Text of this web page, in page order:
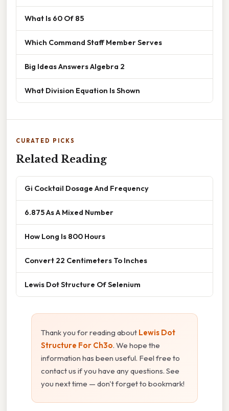
What Is 60 Of 85
Which Command Staff Member Serves
Big Ideas Answers Algebra 2
What Division Equation Is Shown
CURATED PICKS
Related Reading
Gi Cocktail Dosage And Frequency
6.875 As A Mixed Number
How Long Is 800 Hours
Convert 22 Centimeters To Inches
Lewis Dot Structure Of Selenium
Thank you for reading about Lewis Dot
Structure For Ch3o. We hope the
information has been useful. Feel free to
contact us if you have any questions. See
you next time — don't forget to bookmark!